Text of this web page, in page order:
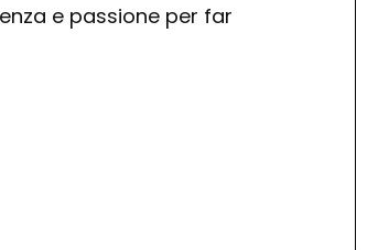
e passione per far